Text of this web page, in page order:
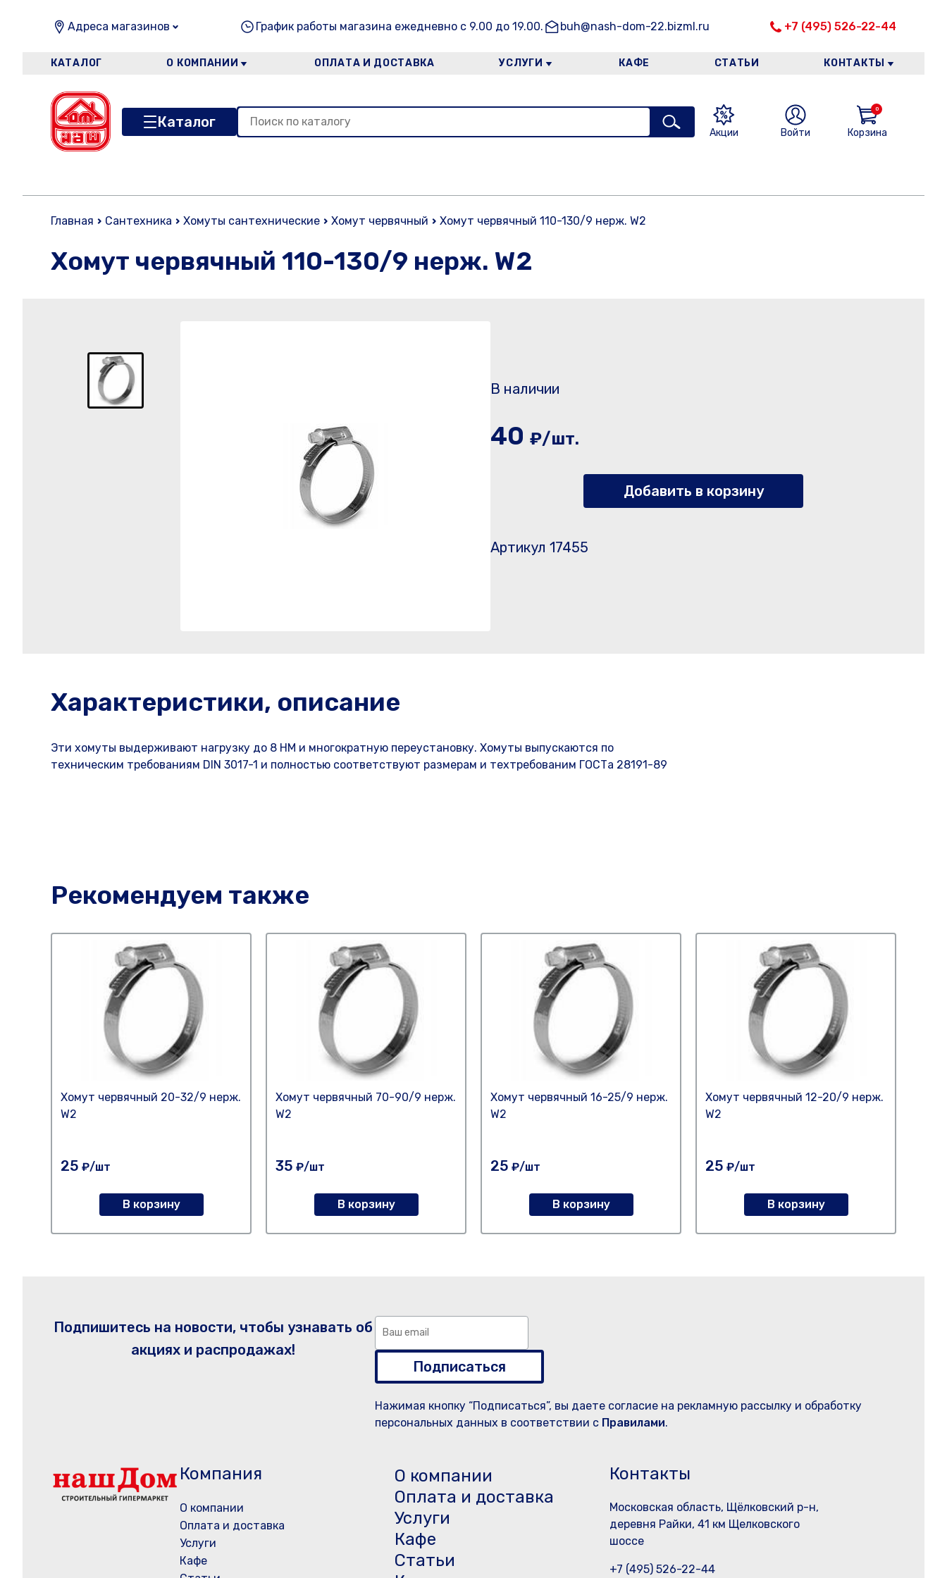
Адреса магазинов График работы магазина ежедневно с 9.00 до 19.00. buh@nash-dom-22.bizml.ru +7 (495) 526-22-44
КАТАЛОГ О КОМПАНИИ ОПЛАТА И ДОСТАВКА УСЛУГИ КАФЕ СТАТЬИ КОНТАКТЫ
Каталог
Акции Войти Корзина
0
Главная Сантехника Хомуты сантехнические Хомут червячный Хомут червячный 110-130/9 нерж. W2
Хомут червячный 110-130/9 нерж. W2
В наличии
40 ₽/шт.
Добавить в корзину
Артикул 17455
Характеристики, описание
Эти хомуты выдерживают нагрузку до 8 НМ и многократную переустановку. Хомуты выпускаются по
техническим требованиям DIN 3017-1 и полностью соответствуют размерам и техтребованим ГОСТа 28191-89
Рекомендуем также
Хомут червячный 20-32/9 нерж.
W2
25 ₽/шт
В корзину
Хомут червячный 70-90/9 нерж.
W2
35 ₽/шт
В корзину
Хомут червячный 16-25/9 нерж.
W2
25 ₽/шт
В корзину
Хомут червячный 12-20/9 нерж.
W2
25 ₽/шт
В корзину
Подпишитесь на новости, чтобы узнавать об
акциях и распродажах!
Подписаться
Нажимая кнопку “Подписаться”, вы даете согласие на рекламную рассылку и обработку
персональных данных в соответствии с Правилами.
Компания
О компании
Оплата и доставка
Услуги
Кафе
О компании
Оплата и доставка
Услуги
Кафе
Статьи
Контакты
Московская область, Щёлковский р-н,
деревня Райки, 41 км Щелковского
шоссе
+7 (495) 526-22-44